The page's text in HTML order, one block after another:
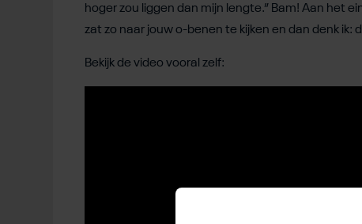
hoger zou liggen dan mijn lengte.” Bam! Aan het
zat zo naar jouw o-benen te kijken en dan denk ik:
Bekijk de video vooral zelf: